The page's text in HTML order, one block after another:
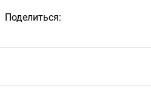
Поделиться: